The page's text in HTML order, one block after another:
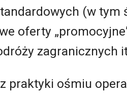
(w tym
oferty
zagranicznych
z praktyki ośmiu